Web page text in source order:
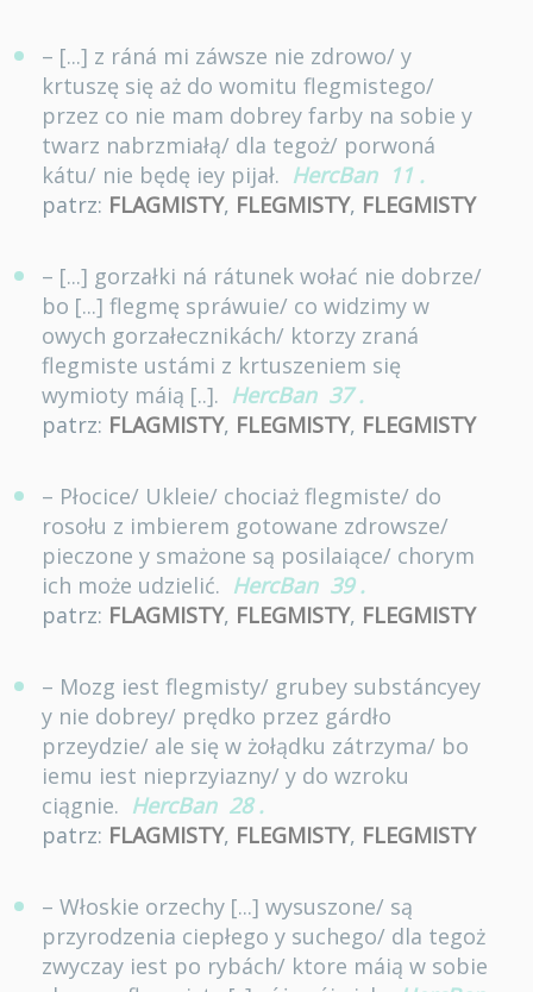
– [...] z ráná mi záwsze nie zdrowo/ y
krtuszę się aż do womitu flegmistego/
przez co nie mam dobrey farby na sobie y
twarz nabrzmiałą/ dla tegoż/ porwoná
kátu/ nie będę iey pijał. HercBan 11 .
patrz: FLAGMISTY, FLEGMISTY, FLEGMISTY
– [...] gorzałki ná rátunek wołać nie dobrze/
bo [...] flegmę spráwuie/ co widzimy w
owych gorzałecznikách/ ktorzy zraná
flegmiste ustámi z krtuszeniem się
wymioty máią [..]. HercBan 37 .
patrz: FLAGMISTY, FLEGMISTY, FLEGMISTY
– Płocice/ Ukleie/ chociaż flegmiste/ do
rosołu z imbierem gotowane zdrowsze/
pieczone y smażone są posilaiące/ chorym
ich może udzielić. HercBan 39 .
patrz: FLAGMISTY, FLEGMISTY, FLEGMISTY
– Mozg iest flegmisty/ grubey substáncyey
y nie dobrey/ prędko przez gárdło
przeydzie/ ale się w żołądku zátrzyma/ bo
iemu iest nieprzyiazny/ y do wzroku
ciągnie. HercBan 28 .
patrz: FLAGMISTY, FLEGMISTY, FLEGMISTY
– Włoskie orzechy [...] wysuszone/ są
przyrodzenia ciepłego y suchego/ dla tegoż
zwyczay iest po rybách/ ktore máią w sobie